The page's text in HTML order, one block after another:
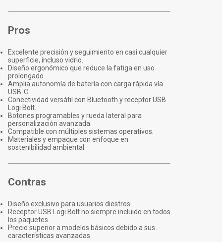
Pros
Excelente precisión y seguimiento en casi cualquier
superficie, incluso vidrio.
Diseño ergonómico que reduce la fatiga en uso
prolongado.
Amplia autonomía de batería con carga rápida vía
USB-C.
Conectividad versátil con Bluetooth y receptor USB
Logi Bolt.
Botones programables y rueda lateral para
personalización avanzada.
Compatible con múltiples sistemas operativos.
Materiales y empaque con enfoque en
sostenibilidad ambiental.
Contras
Diseño exclusivo para usuarios diestros.
Receptor USB Logi Bolt no siempre incluido en todos
los paquetes.
Precio superior a modelos básicos debido a sus
características avanzadas.